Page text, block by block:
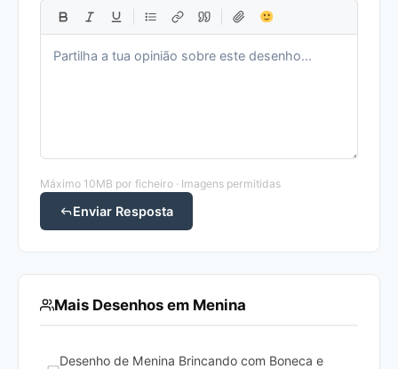
Máximo 10MB por ficheiro · Imagens permitidas
Enviar Resposta
Mais Desenhos em Menina
Desenho de Menina Brincando com Boneca e